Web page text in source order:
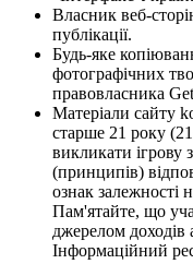
Власник веб-
публікації.
Будь-яке
фотографічних
правовласника
Матеріали сайту
старше 21 року
викликати ігрову
(принципів)
ознак залежності
Пам'ятайте, що
джерелом доходів
Інформаційний